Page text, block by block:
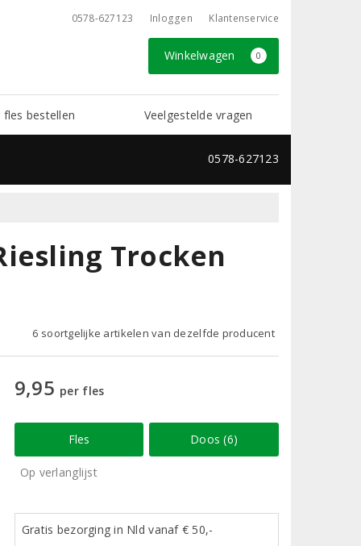
0578-627123 Inloggen Klantenservice
Winkelwagen 0
fles bestellen Veelgestelde vragen
0578-627123
Trocken
6 soortgelijke artikelen van dezelfde producent
9,95 per fles
Fles Doos (6)
Op verlanglijst
Gratis bezorging in Nld vanaf € 50,-